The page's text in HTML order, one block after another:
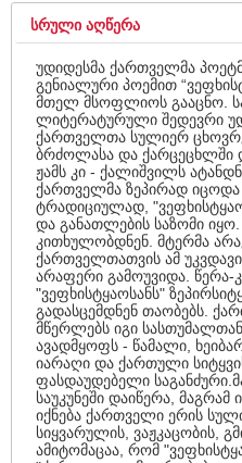
ᲡᲠᲣᲚᲘ ᲐᲦᲬᲔᲠᲐ
უდიდესმა ქართველმა
გენიალური პოემით
მთელ მსოფლიოს გააცნო.
ლიტერატურული შედევრი
ქართველთა სულიერ
ბრძოლასა და ქარცეცხლში
ჟამს კი - ქალიშვილს
ქართველმა ზეპირად
ტრადიციულად,
და განათლების საზომი
კითხულობდნენ. მტერმა
ქართველთათვის ამ
არაფერი გამოუვიდა. წერა-
"ვეფხისტყაოსანს"
გადასცემდნენ თაობებს.
მწერლებს იგი
ავადმყოფს - წამალი,
იარაღი და ქართული
ფასდაუდებელი
საუკუნეში დაიწერა,
იქნება ქართველი ერის
სიყვარულის, ვაჟკაცობის,
ამიტომაცაა, რომ